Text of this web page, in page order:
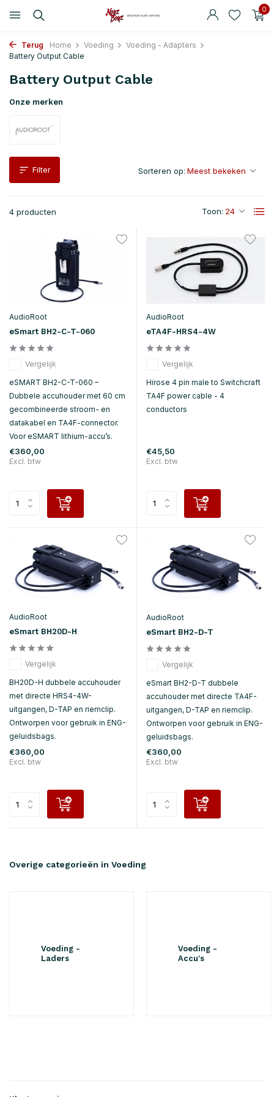
0
Terug Home Voeding
Voeding - Adapters
Battery Output Cable
Battery Output Cable
Onze merken
Filter
4 producten Toon:
Sorteren op:
AudioRoot
eSmart BH2-C-T-060
Vergelijk
eSMART BH2-C-T-060 –
Dubbele accuhouder met 60 cm
gecombineerde stroom- en
datakabel en TA4F-connector.
Voor eSMART lithium-accu’s.
€360,00
Excl. btw
AudioRoot
eTA4F-HRS4-4W
Vergelijk
Hirose 4 pin male to Switchcraft
TA4F power cable - 4
conductors
€45,50
Excl. btw
AudioRoot
eSmart BH20D-H
Vergelijk
BH20D-H dubbele accuhouder
met directe HRS4-4W-
uitgangen, D-TAP en riemclip.
Ontworpen voor gebruik in ENG-
geluidsbags.
€360,00
Excl. btw
AudioRoot
eSmart BH2-D-T
Vergelijk
eSmart BH2-D-T dubbele
accuhouder met directe TA4F-
uitgangen, D-TAP en riemclip.
Ontworpen voor gebruik in ENG-
geluidsbags.
€360,00
Excl. btw
Overige categorieën in Voeding
Voeding -
Laders
Voeding -
Accu's